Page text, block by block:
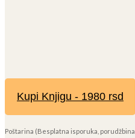
Kupi Knjigu - 1980 rsd
Poštarina (Besplatna isporuka,